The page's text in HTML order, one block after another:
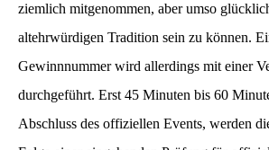
ziemlich mitgenommen, aber umso
altehrwürdigen Tradition sein zu können.
Gewinnnummer wird allerdings mit einer
durchgeführt. Erst 45 Minuten bis 60
Abschluss des offiziellen Events, werden